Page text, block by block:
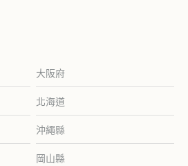
大阪府
北海道
沖繩縣
岡山縣